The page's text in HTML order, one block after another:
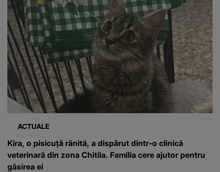
ACTUALE
Kira, o pisicuță rănită, a dispărut dintr-o clinică
veterinară din zona Chitila. Familia cere ajutor pentru
găsirea ei